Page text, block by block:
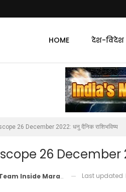
HOME देश-विदेश
26 December 2022: धनु दैनिक राशिभविष्य
26 December
Inside Marathi Last updated